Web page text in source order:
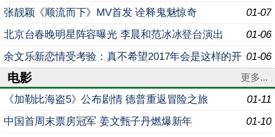
01-07
张靓颖《顺流而下》MV首发 诠释鬼魅惊奇
01-06
北京台春晚明星阵容曝光 李晨和范冰冰登台演出
01-06
余文乐新恋情受考验：真不希望2017年会是这样的开
始
电影 更多...
01-11
《加勒比海盗5》公布剧情 德普重返冒险之旅
01-10
中国首周末票房冠军 姜文甄子丹燃爆新年